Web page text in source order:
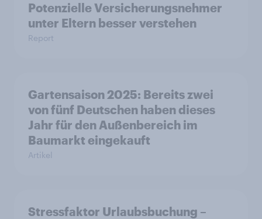
Potenzielle Versicherungsnehmer
unter Eltern besser verstehen
Report
Gartensaison 2025: Bereits zwei
von fünf Deutschen haben dieses
Jahr für den Außenbereich im
Baumarkt eingekauft
Artikel
Stressfaktor Urlaubsbuchung –